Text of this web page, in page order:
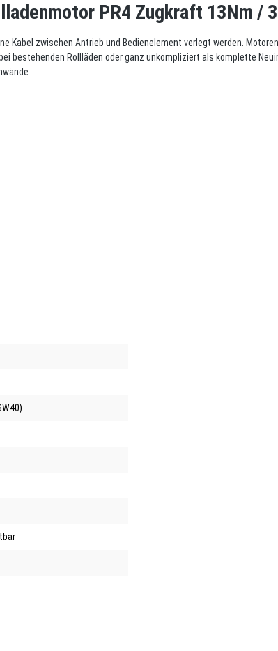
PR4 Zugkraft 13Nm /
Kabel zwischen Antrieb und Bedienelement verlegt werden.
bestehenden Rollläden oder ganz unkompliziert als komplette